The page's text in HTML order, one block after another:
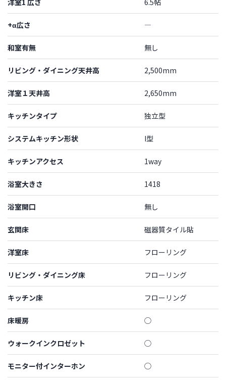
洋室1 広さ 6.5帖
+α広さ ―
和室有無 無し
リビング・ダイニング天井高 2,500mm
洋室１天井高 2,650mm
キッチンタイプ 独立型
システムキッチン形状 I型
キッチンアクセス 1way
浴室大きさ 1418
浴室開口 無し
玄関床 磁器質タイル貼
洋室床 フローリング
リビング・ダイニング床 フローリング
キッチン床 フローリング
床暖房 ◯
ウォークインクロゼット ◯
モニター付インターホン ◯